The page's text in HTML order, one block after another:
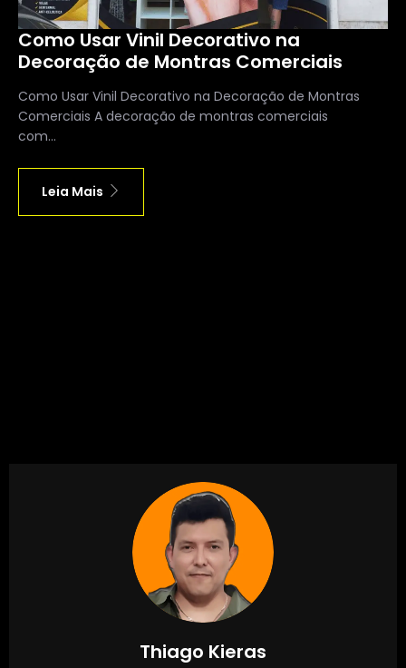
Como Usar Vinil Decorativo na
Decoração de Montras Comerciais
Como Usar Vinil Decorativo na Decoração de Montras
Comerciais A decoração de montras comerciais
com...
Leia Mais
Thiago Kieras